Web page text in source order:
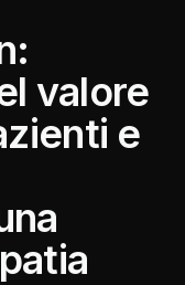
valore
e